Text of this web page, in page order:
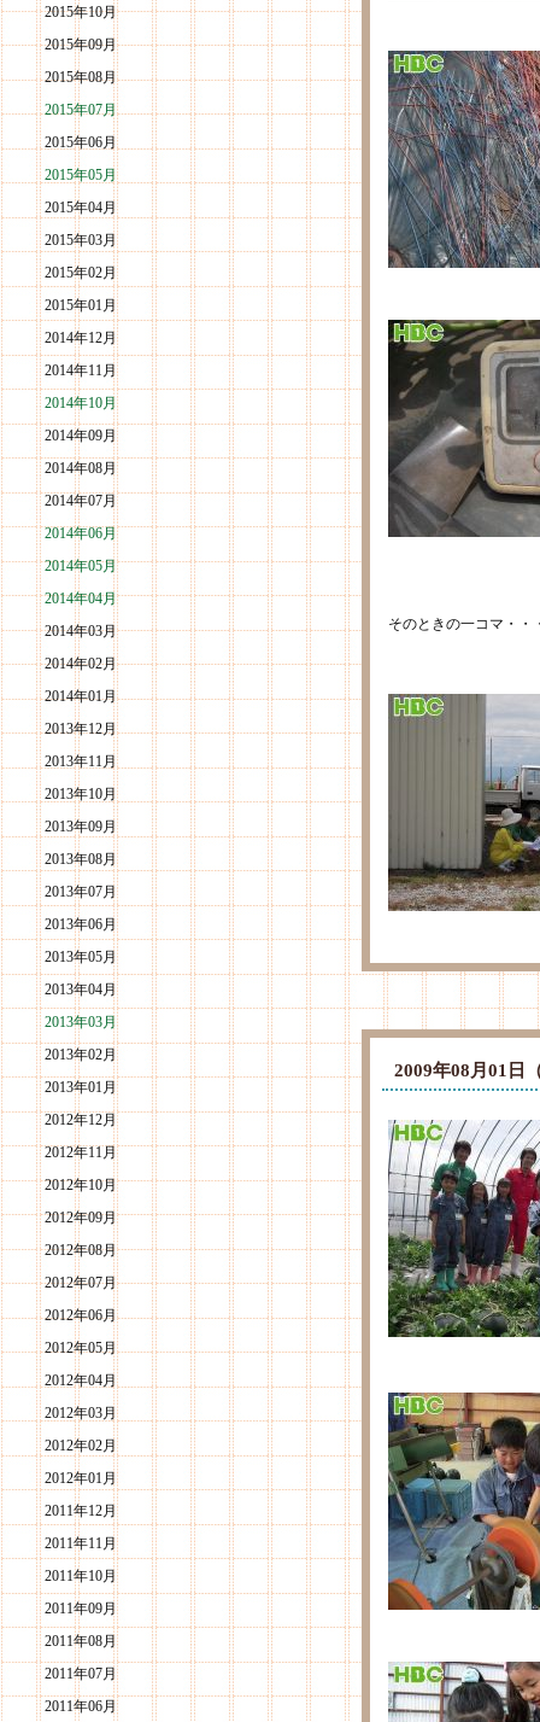
2015年10月
2015年09月
2015年08月
2015年07月
2015年06月
2015年05月
2015年04月
2015年03月
2015年02月
2015年01月
2014年12月
2014年11月
2014年10月
2014年09月
2014年08月
2014年07月
2014年06月
2014年05月
2014年04月
2014年03月
2014年02月
2014年01月
2013年12月
2013年11月
2013年10月
2013年09月
2013年08月
2013年07月
2013年06月
2013年05月
2013年04月
2013年03月
2013年02月
2013年01月
2012年12月
2012年11月
2012年10月
2012年09月
2012年08月
2012年07月
2012年06月
2012年05月
2012年04月
2012年03月
2012年02月
2012年01月
2011年12月
2011年11月
2011年10月
2011年09月
2011年08月
2011年07月
2011年06月
そのときの一コマ・・
2009年08月01